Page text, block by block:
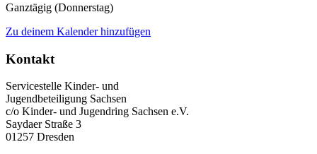
Ganztägig (Donnerstag)
Zu deinem Kalender hinzufügen
Kontakt
Servicestelle Kinder- und
Jugendbeteiligung Sachsen
c/o Kinder- und Jugendring Sachsen e.V.
Saydaer Straße 3
01257 Dresden